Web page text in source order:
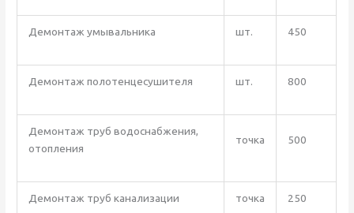
Демонтаж умывальника шт. 450
Демонтаж полотенцесушителя шт. 800
Демонтаж труб водоснабжения,
отопления
точка 500
Демонтаж труб канализации точка 250